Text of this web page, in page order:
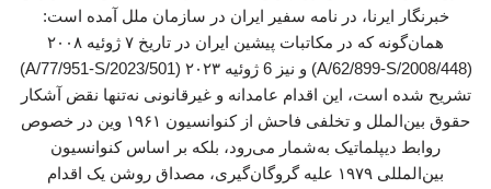
خبرنگار ایرنا، در نامه سفیر ایران در سازمان ملل آمده است:
همان‌گونه که در مکاتبات پیشین ایران در تاریخ ۷ ژوئیه ۲۰۰۸
(A/62/899-S/2008/448) و نیز 6 ژوئیه ۲۰۲۳ (A/77/951-S/2023/501)
تشریح شده است، این اقدام عامدانه و غیرقانونی نه‌تنها نقض آشکار
حقوق بین‌الملل و تخلفی فاحش از کنوانسیون ۱۹۶۱ وین در خصوص
روابط دیپلماتیک به‌شمار می‌رود، بلکه بر اساس کنوانسیون
بین‌المللی ۱۹۷۹ علیه گروگان‌گیری، مصداق روشن یک اقدام